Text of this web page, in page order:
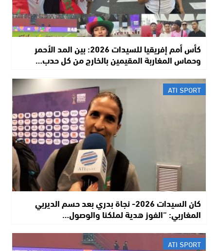
كأس أمم إفريقيا للسيدات 2026: بين المد الأحمر
وحماس المغاربة المقيمين بالخارج من كل حدب…
ATI SPORT
كان السيدات 2026- نجاة بدري بعد حسم الديربي
المغاربي: “الفوز هدية لملكنا والوصول…
ATI SPORT